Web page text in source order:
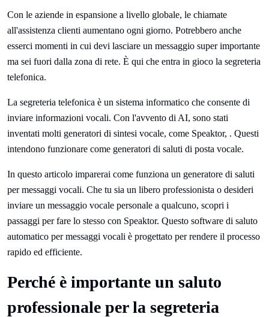
Con le aziende in espansione a livello globale, le chiamate
all'assistenza clienti aumentano ogni giorno. Potrebbero anche
esserci momenti in cui devi lasciare un messaggio super importante
ma sei fuori dalla zona di rete. È qui che entra in gioco la segreteria
telefonica.
La segreteria telefonica è un sistema informatico che consente di
inviare informazioni vocali. Con l'avvento di AI, sono stati
inventati molti generatori di sintesi vocale, come Speaktor, . Questi
intendono funzionare come generatori di saluti di posta vocale.
In questo articolo imparerai come funziona un generatore di saluti
per messaggi vocali. Che tu sia un libero professionista o desideri
inviare un messaggio vocale personale a qualcuno, scopri i
passaggi per fare lo stesso con Speaktor. Questo software di saluto
automatico per messaggi vocali è progettato per rendere il processo
rapido ed efficiente.
Perché è importante un saluto
professionale per la segreteria